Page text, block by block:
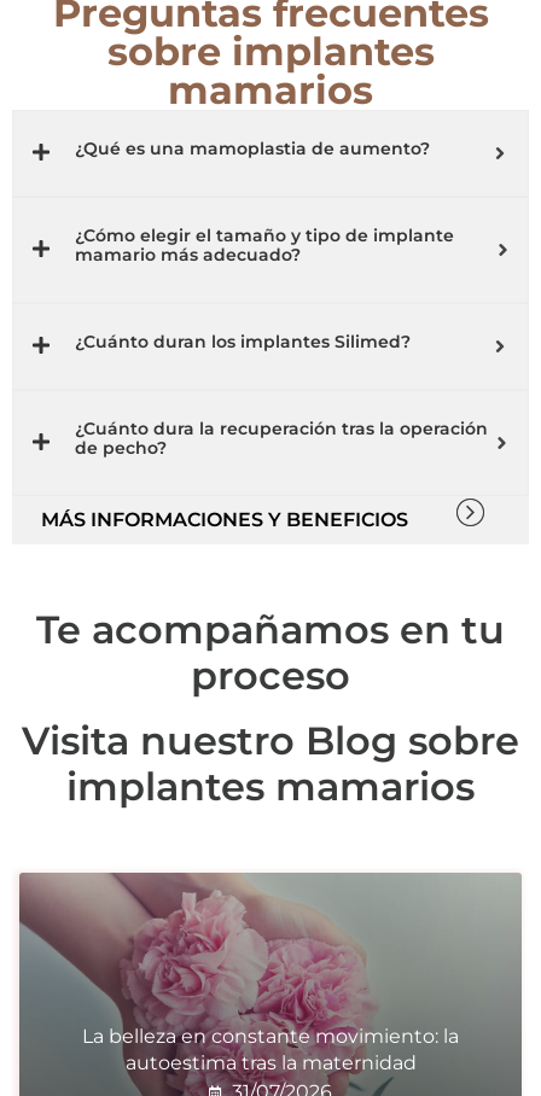
Preguntas frecuentes
sobre implantes
mamarios
¿Qué es una mamoplastia de aumento?
¿Cómo elegir el tamaño y tipo de implante
mamario más adecuado?
¿Cuánto duran los implantes Silimed?
¿Cuánto dura la recuperación tras la operación
de pecho?
MÁS INFORMACIONES Y BENEFICIOS
Te acompañamos en tu
proceso
Visita nuestro Blog sobre
implantes mamarios
La belleza en constante movimiento: la
autoestima tras la maternidad
31/07/2026